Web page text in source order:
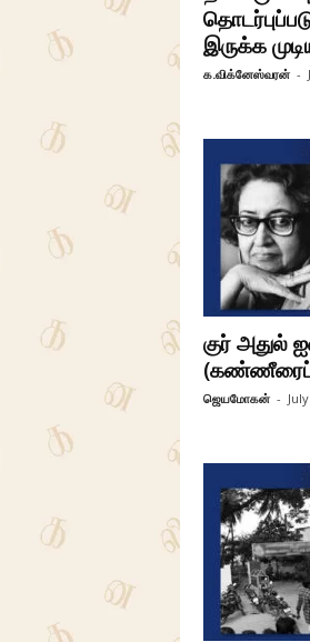
இருக்க
க.விக்னேஸ்வரன் -
குர் அதுல்
(கண்ணீரைப்
ஜெயமோகன் -